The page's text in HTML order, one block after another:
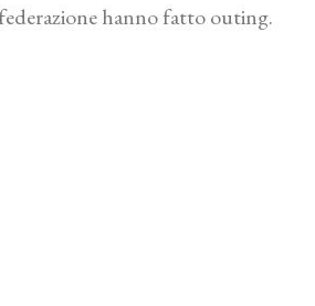
hanno fatto outing.